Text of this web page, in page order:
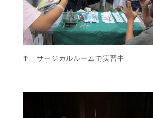
↑ サージカルルームで実習中